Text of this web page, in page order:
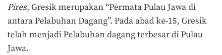
Pires, Gresik merupakan “Permata Pulau Jawa di
antara Pelabuhan Dagang”. Pada abad ke-15, Gresik
telah menjadi Pelabuhan dagang terbesar di Pulau
Jawa.